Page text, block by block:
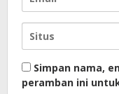
Simpan nama,
peramban ini